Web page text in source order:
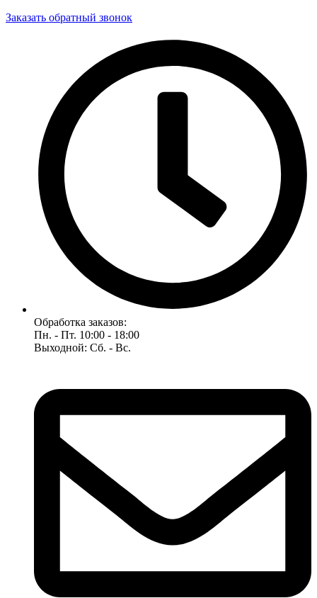
Заказать обратный звонок
Обработка заказов:
Пн. - Пт. 10:00 - 18:00
Выходной: Сб. - Вс.